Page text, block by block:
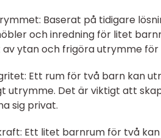
Baserat på tidigare
och inredning för litet
ytan och frigöra utrymme för
Ett rum för två barn kan
utrymme. Det är viktigt att
sig privat.
Ett litet barnrum för två